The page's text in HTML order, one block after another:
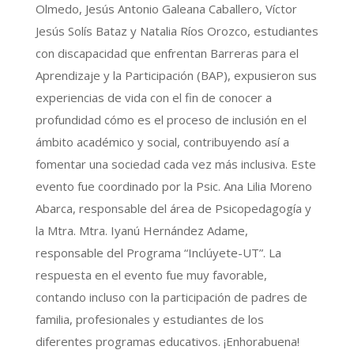
Olmedo, Jesús Antonio Galeana Caballero, Víctor
Jesús Solís Bataz y Natalia Ríos Orozco, estudiantes
con discapacidad que enfrentan Barreras para el
Aprendizaje y la Participación (BAP), expusieron sus
experiencias de vida con el fin de conocer a
profundidad cómo es el proceso de inclusión en el
ámbito académico y social, contribuyendo así a
fomentar una sociedad cada vez más inclusiva. Este
evento fue coordinado por la Psic. Ana Lilia Moreno
Abarca, responsable del área de Psicopedagogía y
la Mtra. Mtra. Iyanú Hernández Adame,
responsable del Programa “Inclúyete-UT”. La
respuesta en el evento fue muy favorable,
contando incluso con la participación de padres de
familia, profesionales y estudiantes de los
diferentes programas educativos. ¡Enhorabuena!